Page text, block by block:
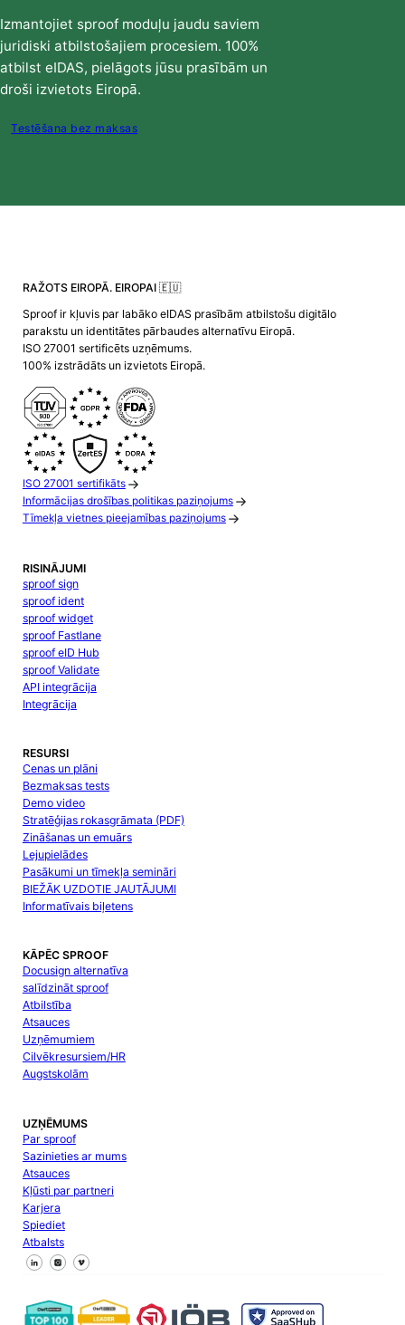
Izmantojiet sproof moduļu jaudu saviem
juridiski atbilstošajiem procesiem. 100%
atbilst eIDAS, pielāgots jūsu prasībām un
droši izvietots Eiropā.
Testēšana bez maksas
RAŽOTS EIROPĀ. EIROPAI 🇪🇺
Sproof ir kļuvis par labāko eIDAS prasībām atbilstošu digitālo
parakstu un identitātes pārbaudes alternatīvu Eiropā.
ISO 27001 sertificēts uzņēmums.
100% izstrādāts un izvietots Eiropā.
ISO 27001 sertifikāts
Informācijas drošības politikas paziņojums
Tīmekļa vietnes pieejamības paziņojums
RISINĀJUMI
sproof sign
sproof ident
sproof widget
sproof Fastlane
sproof eID Hub
sproof Validate
API integrācija
Integrācija
RESURSI
Cenas un plāni
Bezmaksas tests
Demo video
Stratēģijas rokasgrāmata (PDF)
Zināšanas un emuārs
Lejupielādes
Pasākumi un tīmekļa semināri
BIEŽĀK UZDOTIE JAUTĀJUMI
Informatīvais biļetens
KĀPĒC SPROOF
Docusign alternatīva
salīdzināt sproof
Atbilstība
Atsauces
Uzņēmumiem
Cilvēkresursiem/HR
Augstskolām
UZŅĒMUMS
Par sproof
Sazinieties ar mums
Atsauces
Kļūsti par partneri
Karjera
Spiediet
Atbalsts
Sekojiet mums Facebook
Sekojiet mums X
Sekojiet mums LinkedIn